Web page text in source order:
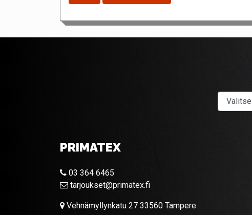
PRIMATEX
03 364 6465
tarjoukset@primatex.fi
Vehnämyllynkatu 27 33560 Tampere